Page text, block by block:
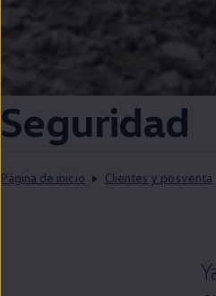
Seguridad
Página de inicio Clientes y posventa